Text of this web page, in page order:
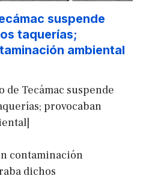
suspende
taquerías;
ambiental
de Tecámac suspende
provocaban
contaminación
dichos